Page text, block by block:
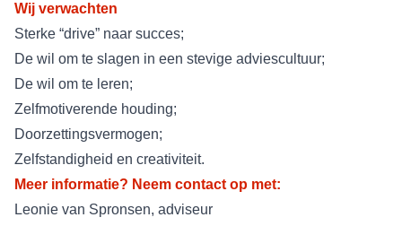
Wij verwachten
Sterke “drive” naar succes;
De wil om te slagen in een stevige adviescultuur;
De wil om te leren;
Zelfmotiverende houding;
Doorzettingsvermogen;
Zelfstandigheid en creativiteit.
Meer informatie? Neem contact op met:
Leonie van Spronsen, adviseur